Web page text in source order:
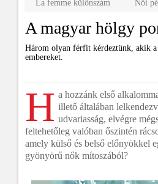
La femme különszám Női
A magyar hölgy
Három olyan férfit kérdeztünk, akik
embereket.
H a hozzánk első
illető általában
udvariasság, elvégre
feltehetőleg valóban őszintén
amely külső és belső előnyökkel
gyönyörű nők mítoszából?